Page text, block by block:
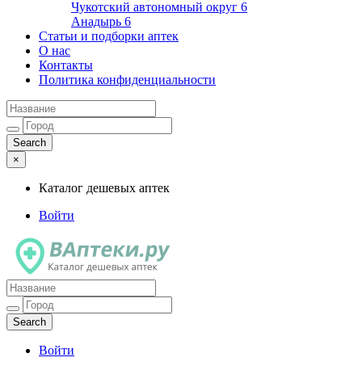
Чукотский автономный округ 6
Анадырь 6
Статьи и подборки аптек
О нас
Контакты
Политика конфиденциальности
×
Каталог дешевых аптек
Войти
Каталог дешевых аптек
Войти